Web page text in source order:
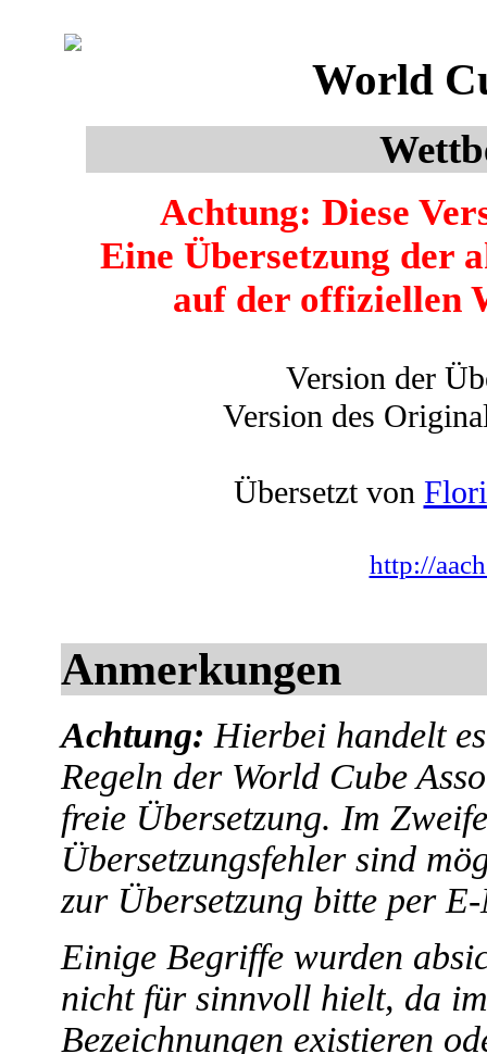
World
Achtung: Diese
Eine Übersetzung der
auf der offiziellen
Version der
Version des
Übersetzt von
http://
Anmerkungen
Achtung: Hierbei handelt
Regeln der World Cube
freie Übersetzung. Im
Übersetzungsfehler sind
zur Übersetzung bitte per
Einige Begriffe wurden
nicht für sinnvoll hielt, da
Bezeichnungen existieren